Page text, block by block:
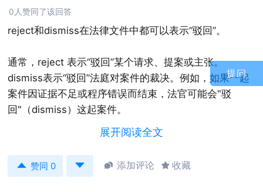
提问
0人赞同了该回答
reject和dismiss在法律文件中都可以表示“驳回”。
通常，reject 表示“驳回”某个请求、提案或主张。
dismiss表示“驳回”法庭对案件的裁决。例如，如果一起
案件因证据不足或程序错误而结束，法官可能会"驳
回"（dismiss）这起案件。
具体用法可参考国务院法制办公室在文件中对两个词的
使用：
展开阅读全文
 赞同 0   添加评论  收藏